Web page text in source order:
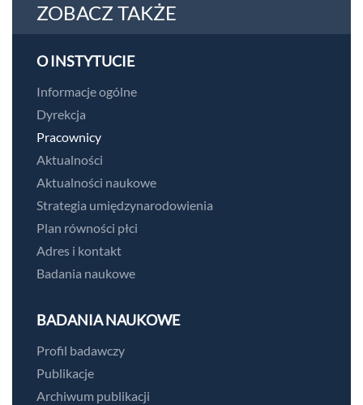
ZOBACZ TAKŻE
O INSTYTUCIE
Informacje ogólne
Dyrekcja
Pracownicy
Aktualności
Aktualności naukowe
Strategia umiędzynarodowienia
Plan równości płci
Adres i kontakt
Badania naukowe
BADANIA NAUKOWE
Profil badawczy
Publikacje
Archiwum publikacji